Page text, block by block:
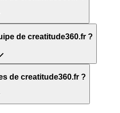
de creatitude360.fr ?
de creatitude360.fr ?